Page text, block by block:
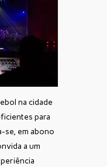
na cidade
para
se, em abono
a um